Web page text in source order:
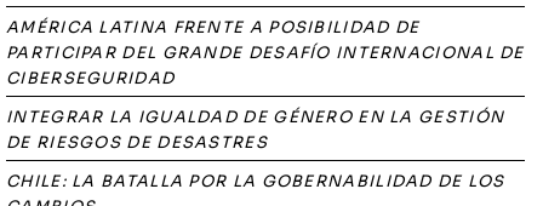
AMÉRICA LATINA FRENTE A POSIBILIDAD DE
PARTICIPAR DEL GRANDE DESAFÍO INTERNACIONAL DE
CIBERSEGURIDAD
INTEGRAR LA IGUALDAD DE GÉNERO EN LA GESTIÓN
DE RIESGOS DE DESASTRES
CHILE: LA BATALLA POR LA GOBERNABILIDAD DE LOS